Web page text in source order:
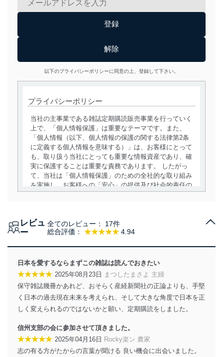
以下のプライバシーポリシーに同意の上、登録して下さい。
プライバシーポリシー
当社の主事業である雑誌定期購読販売事業を行っていく
上で、「個人情報保護」は重要なテーマです。また、
「個人情報（以下、個人情報の保護の関する法律第2条
に定義する個人情報を意味する）」は、お客様にとって
も、取り扱う当社にとっても重要な情報資産であり、確
実に保護することは重要な責務であります。 したがっ
て、当社は「個人情報保護」のための全社的な取り組み
を実施し、お客様への「安心」の提供及び社会的責任の
当社は、個人情報の取得・利用・提供に際して、その利
達成に必要な範囲内で適法かつ公正な手段によって取
得・利用・提供を行います。また、当社が保有している
個人情報は、同意を得ずに目的外利用、第三者への提
供・開示は行いません。当社においてはこれらの取り組
みを確実にするため、従業者等の教育を徹底してまいり
ます。また、目的外利用を行わないために、適切な管理
措置を講じます。
法令遵守
当社は、個人情報に関連する法令、国が定める指針及び
その他の規範を遵守します。また、当社の管理の仕組み
レビュ
ー
総合評価： ★★★★★ 4.94
全てのレビュー： 17件
日本を愛するならまずこの雑誌は読んでおきたい
★★★★★ 2025年08月23日
まつしたまさよ 主婦
保守雑誌幾冊かあれど、おそらく産経新聞社の正論よりも、手堅
く日本の過去現在未来を考えられ、そして大きな角度で日本を正
しく変えられるのではないかと願い、定期購読をしました。
信州支部の会に参加させて頂きました。
★★★★★ 2025年04月16日 Rocky楽ン 農家
志の有る方がたからの言葉が聞ける 良い機会に出会いました。